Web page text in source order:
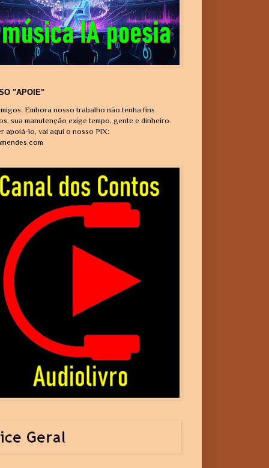
"APOIE"
Embora nosso trabalho não tenha fins
sua manutenção exige tempo, gente e dinheiro.
apoiá-lo, vai aqui o nosso PIX: